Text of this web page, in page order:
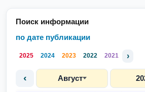
Поиск информации
по дате публикации
2025 2024 2023 2022 2021 ›
‹ Август